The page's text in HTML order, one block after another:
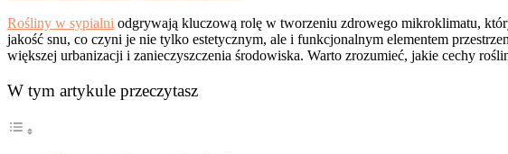
Rośliny w sypialni odgrywają kluczową rolę w tworzeniu zdrowego mikroklimatu,
jakość snu, co czyni je nie tylko estetycznym, ale i funkcjonalnym elementem
większej urbanizacji i zanieczyszczenia środowiska. Warto zrozumieć, jakie cechy
W tym artykule przeczytasz